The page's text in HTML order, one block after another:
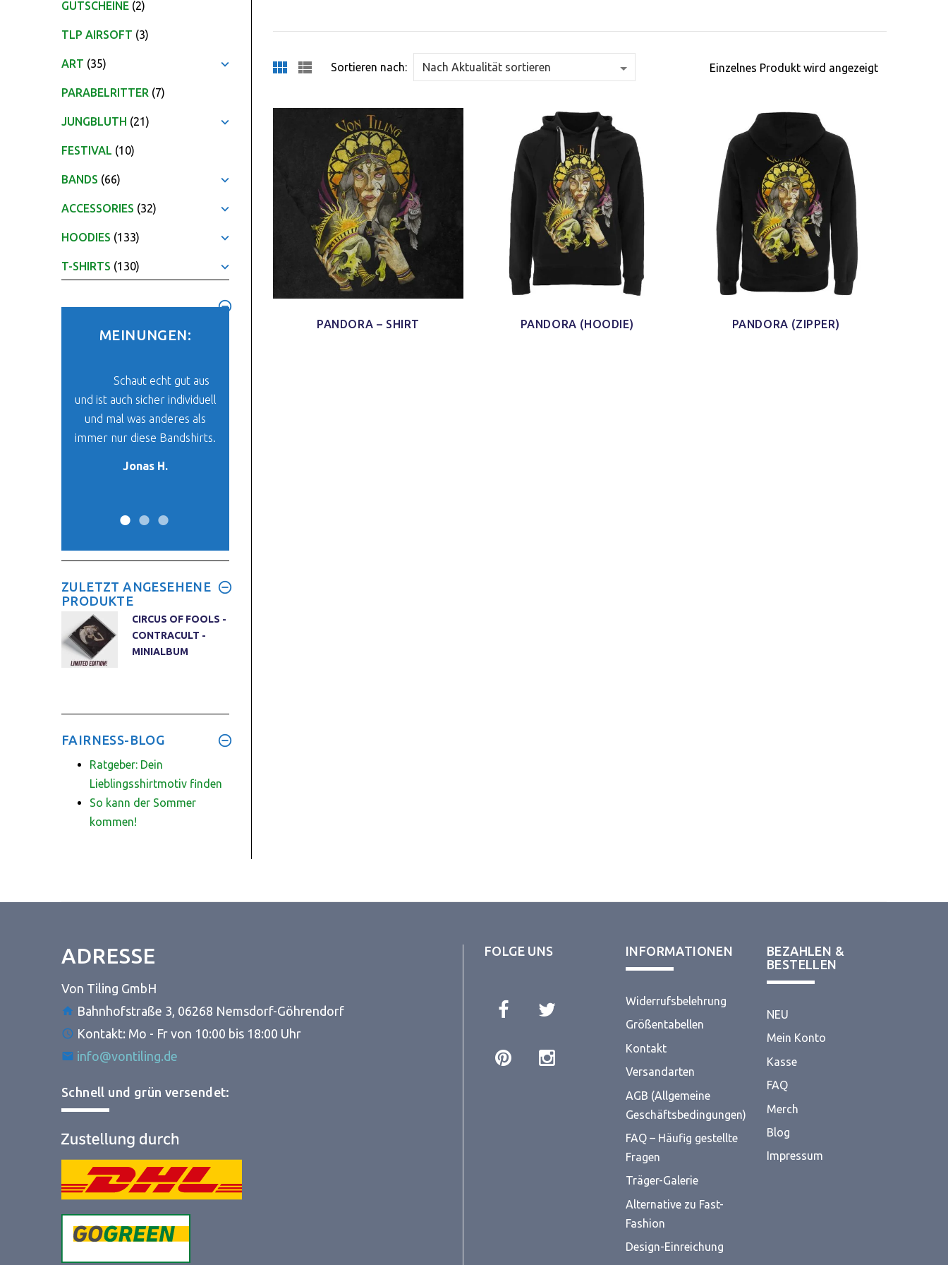
GUTSCHEINE (2)
TLP AIRSOFT (3)
ART (35)
PARABELRITTER (7)
JUNGBLUTH (21)
FESTIVAL (10)
BANDS (66)
ACCESSORIES (32)
HOODIES (133)
T-SHIRTS (130)
MEINUNGEN:
Schaut echt gut aus
und ist auch sicher individuell
und mal was anderes als
immer nur diese Bandshirts.
Jonas H.
ZULETZT ANGESEHENE
PRODUKTE
CIRCUS OF FOOLS -
CONTRACULT -
MINIALBUM
FAIRNESS-BLOG
Ratgeber: Dein
Lieblingsshirtmotiv finden
So kann der Sommer
kommen!
Sortieren nach: Einzelnes Produkt wird angezeigt
PANDORA – SHIRT PANDORA (HOODIE) PANDORA (ZIPPER)
ADRESSE
Von Tiling GmbH
Bahnhofstraße 3, 06268 Nemsdorf-Göhrendorf
Kontakt: Mo - Fr von 10:00 bis 18:00 Uhr
info@vontiling.de
Schnell und grün versendet:
FOLGE UNS INFORMATIONEN
Widerrufsbelehrung
Größentabellen
Kontakt
Versandarten
AGB (Allgemeine
Geschäftsbedingungen)
FAQ – Häufig gestellte
Fragen
Träger-Galerie
Alternative zu Fast-
Fashion
Design-Einreichung
BEZAHLEN &
BESTELLEN
NEU
Mein Konto
Kasse
FAQ
Merch
Blog
Impressum